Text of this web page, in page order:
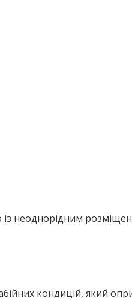
неоднорідним
кондицій, який